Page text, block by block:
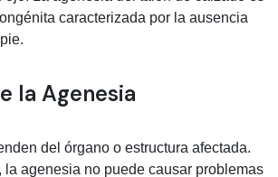
caracterizada por la ausencia
la Agenesia
del órgano o estructura afectada.
la agenesia no puede causar problemas